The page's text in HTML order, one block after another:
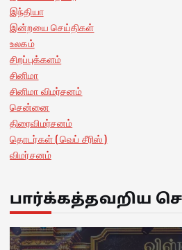
இந்தியா
இன்றயை செய்திகள்
உலகம்
சிறப்புக்களம்
சினிமா
சினிமா விமர்சனம்
சென்னை
திரைவிமர்சனம்
தொடர்கள் ( வெப் சீரிஸ் )
விமர்சனம்
பார்க்கத்தவறிய